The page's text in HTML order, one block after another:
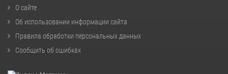
О сайте
Об использовании информации сайта
Правила обработки персональных данных
Сообщить об ошибках